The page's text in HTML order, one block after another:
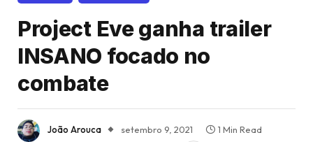
Project Eve ganha trailer
INSANO focado no
combate
João Arouca setembro 9, 2021
1 Min Read